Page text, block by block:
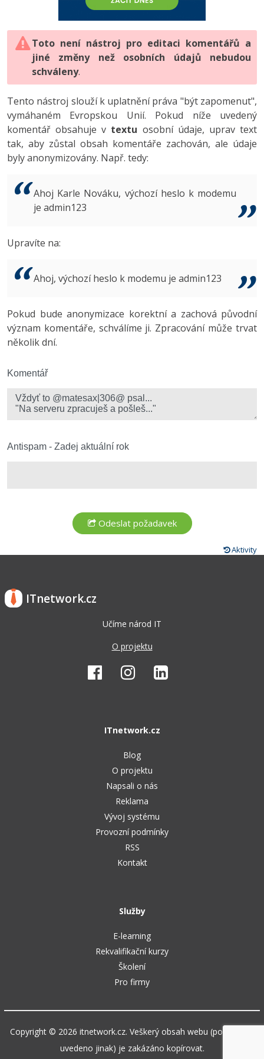
HTML5, CSS3, Bootstrap, SEO
SQL a databáze
Testování a verzování
UML a návrhové vzory
React
Spring
ASP.NET MVC
Best practices
PHP
JavaScript
Python
HTML / CSS
UML a návrhové vzory
MySQL/MariaDB
MS-SQL
Vývojář mobilních aplikací
C# Game developer
Tester
Systémový administrátor
3D grafik
Copywriter
WordPress specialista
-80%
JavaScript -80%
PHP -80%
Swift -80%
Kotlin -80%
VB.NET
Algoritmy -41%
Umělá inteligence (AI) -10%
Fórum
Digitální gramotnost
Marketing
WordPress
SEO
UX
Business
Copywriting
Windows
Kybernetická bezpečnost
-80%
Adobe Illustrator -80%
Adobe Lightroom
Adobe XD
Adobe InDesign -25%
Adobe After Effects
Inkscape
Fórum
Toto není nástroj pro editaci komentářů a
jiné změny než osobních údajů nebudou
schváleny.
Tento nástroj slouží k uplatnění práva "být zapomenut",
vymáhaném Evropskou Unií. Pokud níže uvedený
komentář obsahuje v textu osobní údaje, uprav text
tak, aby zůstal obsah komentáře zachován, ale údaje
byly anonymizovány. Např. tedy:
Ahoj Karle Nováku, výchozí heslo k modemu
je admin123
Upravíte na:
Ahoj, výchozí heslo k modemu je admin123
Pokud bude anonymizace korektní a zachová původní
význam komentáře, schválíme ji. Zpracování může trvat
několik dní.
Komentář
Antispam - Zadej aktuální rok
Aktivity
ITnetwork.cz
Učíme národ IT
O projektu
ITnetwork.cz
Blog
O projektu
Napsali o nás
Reklama
Vývoj systému
Provozní podmínky
RSS
Kontakt
Služby
E-learning
Rekvalifikační kurzy
Školení
Pro firmy
Copyright © 2026 itnetwork.cz. Veškerý obsah webu (pokud není
uvedeno jinak) je zakázáno kopírovat.